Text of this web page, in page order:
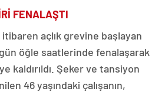
FENALAŞTI
açlık grevine başlayan
öğle saatlerinde fenalaşarak
kaldırıldı. Şeker ve tansiyon
46 yaşındaki çalışanın,